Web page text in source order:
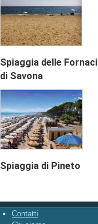
Spiaggia delle Fornaci
di Savona
Spiaggia di Pineto
Contatti